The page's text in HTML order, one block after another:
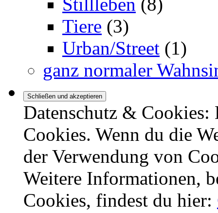
Stillleben (8)
Tiere (3)
Urban/Street (1)
ganz normaler
Datenschutz & Cookies:
Cookies. Wenn du die
der Verwendung von
Weitere Informationen,
Cookies, findest du hier: